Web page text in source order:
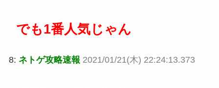
でも1番人気じゃん
8: ネトゲ攻略速報 2021/01/21(木) 22:24:13.373